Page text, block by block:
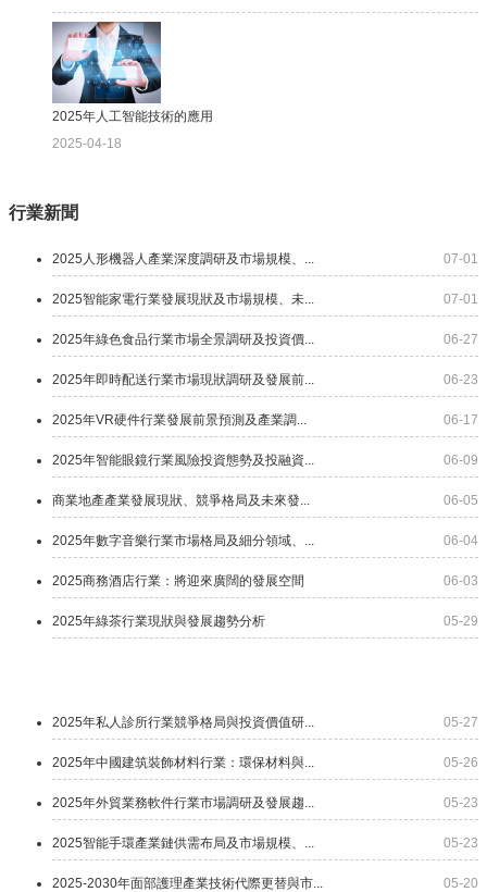
2025年人工智能技術的應用
2025-04-18
行業新聞
2025人形機器人產業深度調研及市場規模、... 07-01
2025智能家電行業發展現狀及市場規模、未... 07-01
2025年綠色食品行業市場全景調研及投資價... 06-27
2025年即時配送行業市場現狀調研及發展前... 06-23
2025年VR硬件行業發展前景預測及產業調... 06-17
2025年智能眼鏡行業風險投資態勢及投融資... 06-09
商業地產產業發展現狀、競爭格局及未來發... 06-05
2025年數字音樂行業市場格局及細分領域、... 06-04
2025商務酒店行業：將迎來廣闊的發展空間 06-03
2025年綠茶行業現狀與發展趨勢分析 05-29
2025年私人診所行業競爭格局與投資價值研... 05-27
2025年中國建筑裝飾材料行業：環保材料與... 05-26
2025年外貿業務軟件行業市場調研及發展趨... 05-23
2025智能手環產業鏈供需布局及市場規模、... 05-23
2025-2030年面部護理產業技術代際更替與市... 05-20